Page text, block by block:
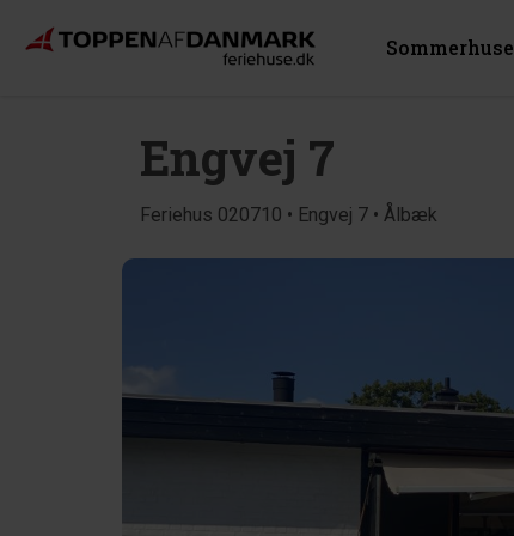
Sommerhuse
Engvej 7
Feriehus 020710 • Engvej 7 • Ålbæk